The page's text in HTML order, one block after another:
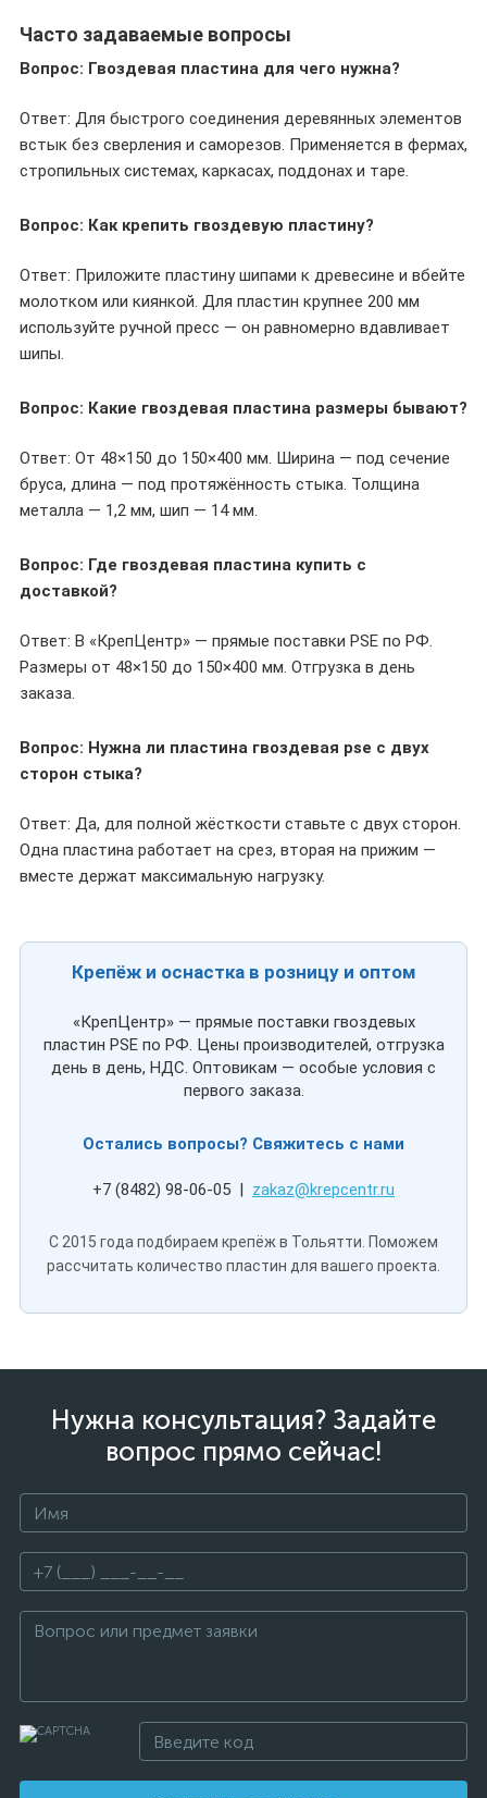
Часто задаваемые вопросы
Вопрос: Гвоздевая пластина для чего нужна?
Ответ: Для быстрого соединения деревянных элементов
встык без сверления и саморезов. Применяется в фермах,
стропильных системах, каркасах, поддонах и таре.
Вопрос: Как крепить гвоздевую пластину?
Ответ: Приложите пластину шипами к древесине и вбейте
молотком или киянкой. Для пластин крупнее 200 мм
используйте ручной пресс — он равномерно вдавливает
шипы.
Вопрос: Какие гвоздевая пластина размеры бывают?
Ответ: От 48×150 до 150×400 мм. Ширина — под сечение
бруса, длина — под протяжённость стыка. Толщина
металла — 1,2 мм, шип — 14 мм.
Вопрос: Где гвоздевая пластина купить с
доставкой?
Ответ: В «КрепЦентр» — прямые поставки PSE по РФ.
Размеры от 48×150 до 150×400 мм. Отгрузка в день
заказа.
Вопрос: Нужна ли пластина гвоздевая pse с двух
сторон стыка?
Ответ: Да, для полной жёсткости ставьте с двух сторон.
Одна пластина работает на срез, вторая на прижим —
вместе держат максимальную нагрузку.
Крепёж и оснастка в розницу и оптом
«КрепЦентр» — прямые поставки гвоздевых
пластин PSE по РФ. Цены производителей, отгрузка
день в день, НДС. Оптовикам — особые условия с
первого заказа.
Остались вопросы? Свяжитесь с нами
+7 (8482) 98-06-05 | zakaz@krepcentr.ru
С 2015 года подбираем крепёж в Тольятти. Поможем
рассчитать количество пластин для вашего проекта.
Нужна консультация? Задайте
вопрос прямо сейчас!